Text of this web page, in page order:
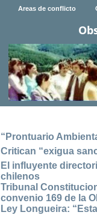
Areas de conflicto
“Prontuario
Critican “exigua
El influyente
chilenos
Tribunal
convenio 169 de la
Ley Longueira: